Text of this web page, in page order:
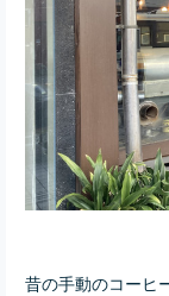
昔の手動のコーヒ